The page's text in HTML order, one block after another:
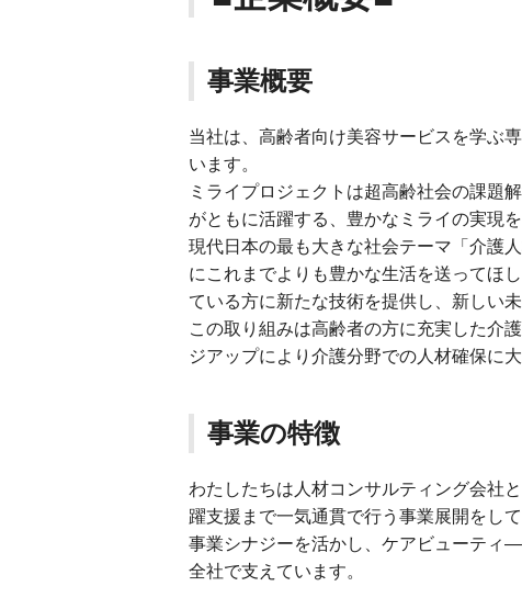
事業概要
当社は、高齢者向け美容サービスを学ぶ
います。
ミライプロジェクトは超高齢社会の課題
がともに活躍する、豊かなミライの実現を
現代日本の最も大きな社会テーマ「介護
にこれまでよりも豊かな生活を送ってほ
ている方に新たな技術を提供し、新しい
この取り組みは高齢者の方に充実した介
ジアップにより介護分野での人材確保に
事業の特徴
わたしたちは人材コンサルティング会社
躍支援まで一気通貫で行う事業展開をして
事業シナジーを活かし、ケアビューティ
全社で支えています。